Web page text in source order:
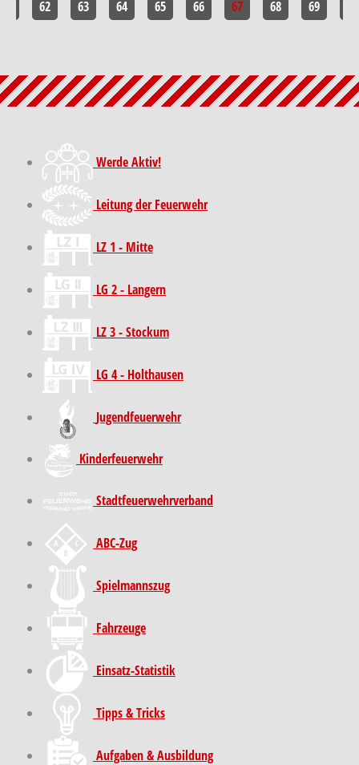
62 63 64 65 66 67 68 69
Werde Aktiv!
Leitung der Feuerwehr
LZ 1 - Mitte
LG 2 - Langern
LZ 3 - Stockum
LG 4 - Holthausen
Jugendfeuerwehr
Kinder­feuer­wehr
Stadt­feuer­wehr­verband
ABC-Zug
Spielmannszug
Fahrzeuge
Einsatz-Statistik
Tipps & Tricks
Aufgaben & Ausbildung